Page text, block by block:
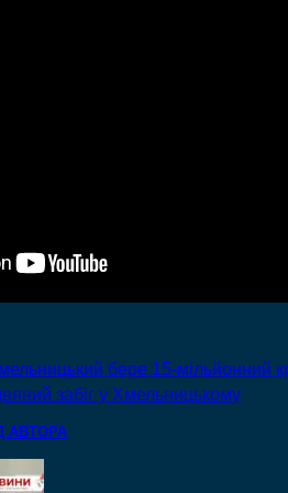
бере 15-мільйонний
забіг у Хмельницькому
АВТОРА